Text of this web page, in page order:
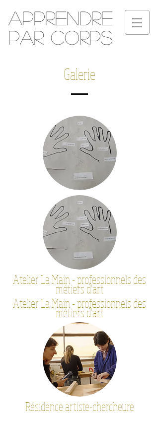
Apprendre
par corps
Galerie
Atelier La Main - professionnels des
métiers d'art
Atelier La Main - professionnels des
métiers d'art
Résidence artiste-chercheure